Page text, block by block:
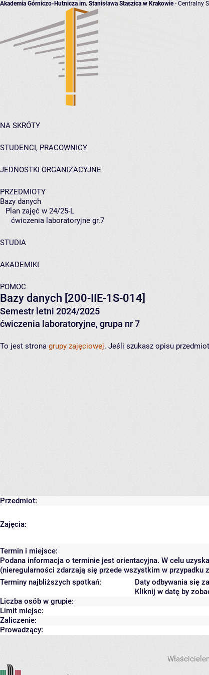
Akademia Górniczo-Hutnicza im. Stanisława Staszica w Krakowie- Centralny
NA SKRÓTY
STUDENCI, PRACOWNICY
JEDNOSTKI ORGANIZACYJNE
PRZEDMIOTY
Bazy danych
Plan zajęć w 24/25-L
ćwiczenia laboratoryjne gr.7
STUDIA
AKADEMIKI
POMOC
Bazy danych [200-IIE-1S-014]
Semestr letni 2024/2025
ćwiczenia laboratoryjne, grupa nr 7
To jest strona grupy zajęciowej. Jeśli szukasz opisu
Przedmiot:
Zajęcia:
Termin i miejsce:
Podana informacja o terminie jest orientacyjna. W celu
(nieregularności zdarzają się przede wszystkim w przypadku
Terminy najbliższych spotkań:
Daty odbywania się
Kliknij w datę by
Liczba osób w grupie:
Limit miejsc:
Zaliczenie:
Prowadzący: